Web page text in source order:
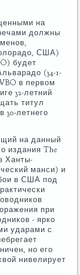
на
должны
США)
будет
(34-1-
в первом
32-летний
титул
30-летнего
на данный
издания The
Ханты-
манси) и
в США под
при
- ярко
ударами с
но его
нивелирует